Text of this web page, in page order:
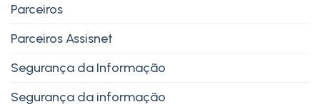
Parceiros
Parceiros Assisnet
Segurança da Informação
Segurança da informação